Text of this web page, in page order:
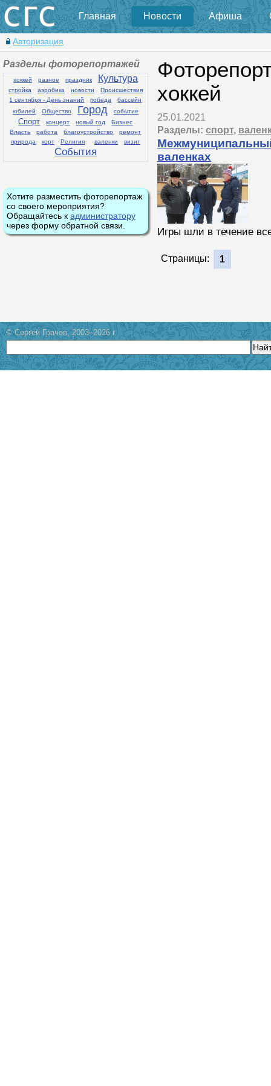
Главная Новости Афиша
Авторизация
Разделы фоторепортажей
хоккей разное праздник Культура
стройка аэробика новости
Происшествия
1 сентября - День знаний
победа
бассейн
юбилей
Общество Город событие
Спорт концерт новый год
Бизнес
Власть
работа благоустройство
ремонт
природа
корт Религия валенки визит
События
Хотите разместить фоторепортаж
со своего мероприятия?
Обращайтесь к администратору
через форму обратной связи.
хоккей
25.01.2021
Разделы: спорт,
валенках
Игры шли в течение
Страницы: 1
© Сергей Грачев, 2003–2026 г.